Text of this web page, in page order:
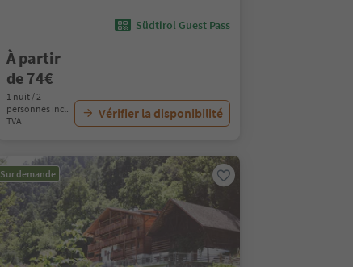
Südtirol Guest Pass
À partir
de 74€
1 nuit / 2
personnes incl.
TVA
Vérifier la disponibilité
Sur demande